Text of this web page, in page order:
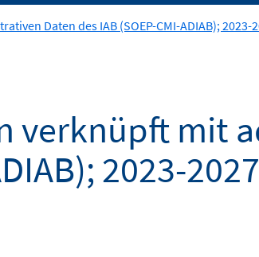
Daten des IAB (SOEP-CMI-ADIAB); 2023-
verknüpft mit
2023-2027